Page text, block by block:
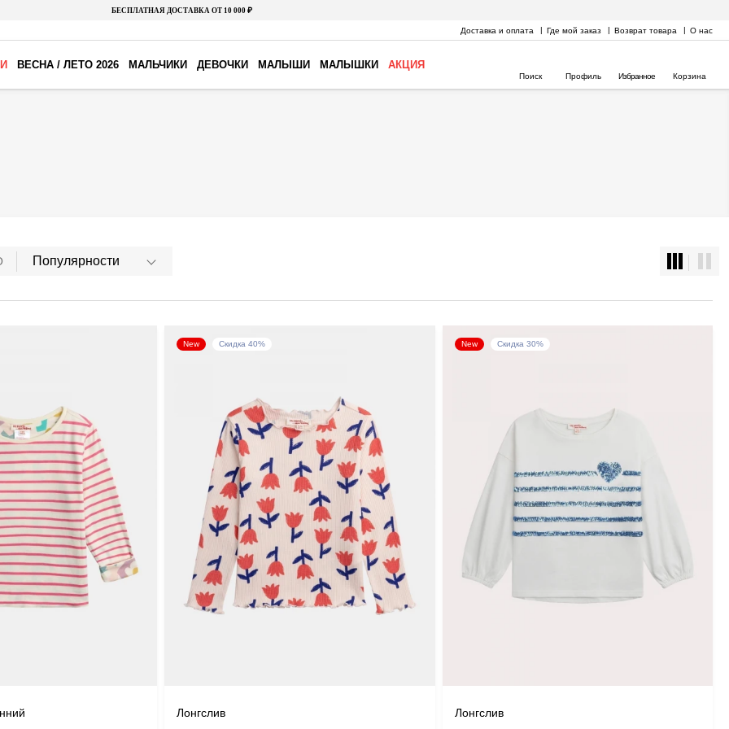
БЕСПЛАТНАЯ ДОСТАВКА ОТ 10 000 ₽
Доставка и оплата Где мой заказ Возврат товара О нас
ВЕСНА / ЛЕТО 2026 МАЛЬЧИКИ ДЕВОЧКИ МАЛЫШИ МАЛЫШКИ АКЦИЯ
Поиск Профиль Избранное Корзина
Популярности
New Скидка 40%
Лонгслив
New Скидка 30%
Лонгслив